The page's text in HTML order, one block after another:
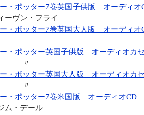
・ポッター7巻英国子供版 オーディオ
ーヴン・フライ
・ポッター7巻英国大人版 オーディオ
・ポッター英国子供版 オーディオカ
〃
・ポッター英国大人版 オーディオカ
〃
・ポッター7巻米国版 オーディオCD
ム・デール